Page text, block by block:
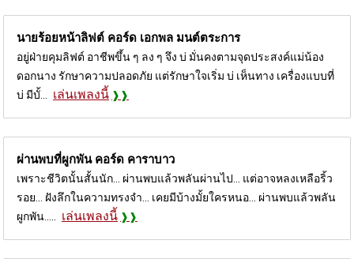
นายร้อยหน้าลิฟต์ คอร์ด เอกพล มนต์ตระการ
อยู่ฝ่ายคุมลิฟต์ อาชีพขึ้น ๆ ลง ๆ จึง บ่ มั่นคงตามจุดประสงค์แม่น้อง
ดอกนาง รักษาความปลอดภัย แต่รักษาใจเริ่ม บ่ เห็นทาง เครื่องแบบที่
บ่ มีบั้...
เล่นเพลงนี้
ผ่านพบที่ผูกพัน คอร์ด คาราบาว
เพราะชีวิตนั้นสั้นนัก... ผ่านพบแล้วพลันผ่านไป... แต่อาจหลงเหลือริ้ว
รอย... ฝังลึกในความทรงจำ... เคยมีบ้างมั้ยใครหนอ... ผ่านพบแล้วพลัน
ผูกพัน.....
เล่นเพลงนี้